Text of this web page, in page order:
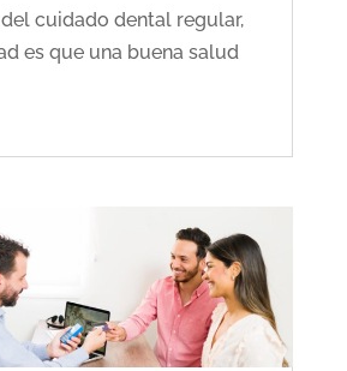
cuidado dental regular,
es que una buena salud